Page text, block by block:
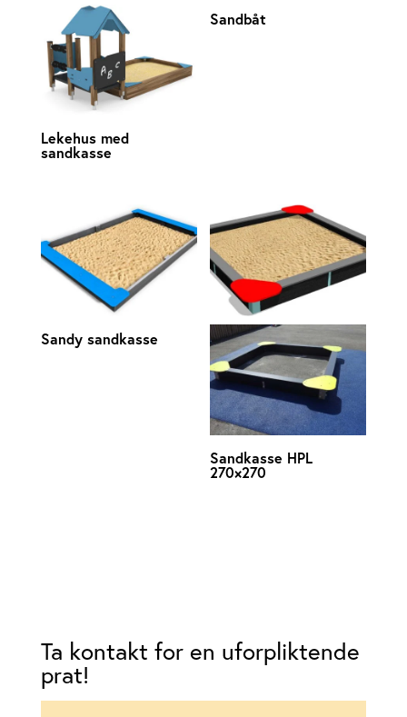
Lekehus med
sandkasse
Sandbåt
Sandy sandkasse
Sandkasse HPL
270×270
Ta kontakt for en uforpliktende
prat!